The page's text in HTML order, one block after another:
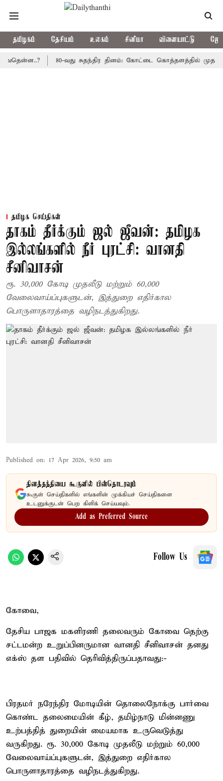
தமிழகம் தேசியம் உலகம் சினிமா விளையாட்டு
80-வது சுதந்திர தினம்: கோட்டை கொத்தளத்தில் முதல்
தமிழக செய்திகள்
தாகம் தீர்க்கும் ஜல் ஜீவன்: தமிழக
இல்லங்களில் நீர் புரட்சி: வானதி
சீனிவாசன்
ரூ. 30,000 கோடி முதலீடு மற்றும் 60,000
வேலைவாய்ப்புகளுடன், இத்துறை எதிர்கால
பொருளாதாரத்தை வழிநடத்துகிறது.
Published on: 17 Apr 2026, 9:50 am
தினத்தந்தியை கூகுளில் பின்தொடரவும்
கூகுள் செய்திகளில் எங்களின் முக்கியச் செய்திகளை
உடனுக்குடன் பெற கிளிக் செய்யவும்.
Add as Preferred Source
Follow Us
கோவை,
தேசிய பாஜக மகளிரணி தலைவரும் கோவை தெற்கு
சட்டமன்ற உறுப்பினருமான வானதி சீனிவாசன் தனது
எக்ஸ் தள பதிவில் தெரிவித்திருப்பதாவது:-
பிரதமர் நரேந்திர மோடியின் தொலைநோக்கு பார்வை
கொண்ட தலைமையின் கீழ், தமிழ்நாடு மின்னணு
உற்பத்தித் துறையின் மையமாக உருவெடுத்து
வருகிறது. ரூ. 30,000 கோடி முதலீடு மற்றும் 60,000
வேலைவாய்ப்புகளுடன், இத்துறை எதிர்கால
பொருளாதாரத்தை வழிநடத்துகிறது.